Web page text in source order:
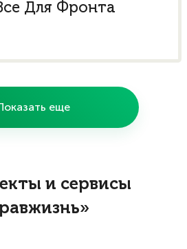
Для Фронта
еще
и сервисы